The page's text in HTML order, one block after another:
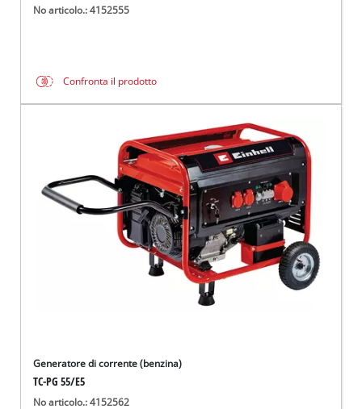
No articolo.: 4152555
Confronta il prodotto
Generatore di corrente (benzina)
TC-PG 55/E5
No articolo.: 4152562